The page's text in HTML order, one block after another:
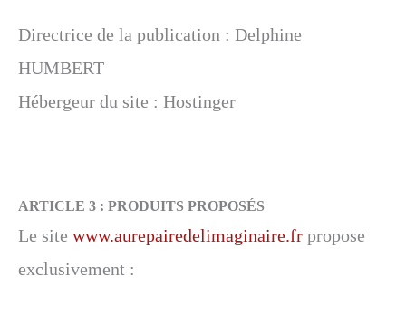
Directrice de la publication : Delphine
HUMBERT
Hébergeur du site : Hostinger
ARTICLE 3 : PRODUITS PROPOSÉS
Le site www.aurepairedelimaginaire.fr propose
exclusivement :